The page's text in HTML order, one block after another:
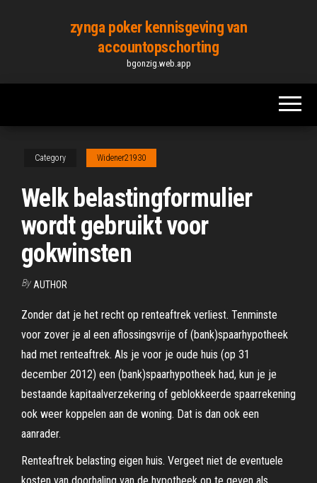
zynga poker kennisgeving van
accountopschorting
bgonzig.web.app
Category Widener21930
Welk belastingformulier
wordt gebruikt voor
gokwinsten
By AUTHOR
Zonder dat je het recht op renteaftrek verliest. Tenminste
voor zover je al een aflossingsvrije of (bank)spaarhypotheek
had met renteaftrek. Als je voor je oude huis (op 31
december 2012) een (bank)spaarhypotheek had, kun je je
bestaande kapitaalverzekering of geblokkeerde spaarrekening
ook weer koppelen aan de woning. Dat is dan ook een
aanrader.
Renteaftrek belasting eigen huis. Vergeet niet de eventuele